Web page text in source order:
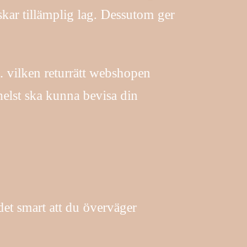
tillämplig lag. Dessutom ger
returrätt webshopen
ska kunna bevisa din
smart att du överväger